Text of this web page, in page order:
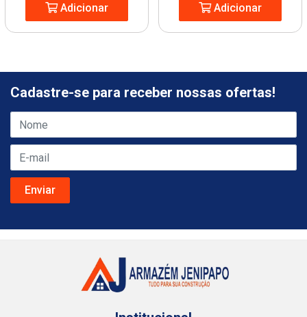
Adicionar Adicionar
Cadastre-se para receber nossas ofertas!